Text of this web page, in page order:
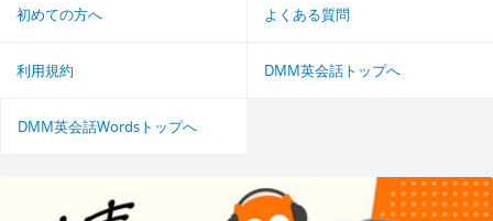
初めての方へ よくある質問
利用規約 DMM英会話トップへ
DMM英会話Wordsトップへ